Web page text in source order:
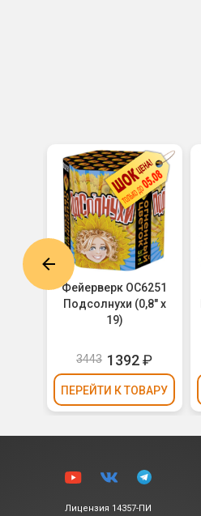
25-
Фейерверк ОС6251
Подсолнухи (0,8" х
19)
3443 1392₽
ПЕРЕЙТИ К ТОВАРУ
Лицензия 14357-ПИ